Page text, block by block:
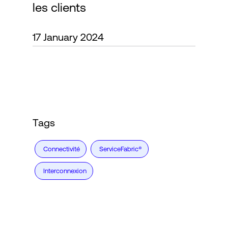
les clients
17 January 2024
Tags
Connectivité ServiceFabric®
Interconnexion